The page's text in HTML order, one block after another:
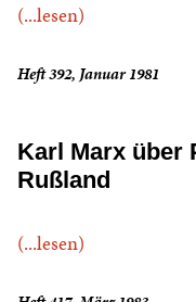
(...lesen)
Heft 392, Januar 1981
Karl Marx über
Rußland
(...lesen)